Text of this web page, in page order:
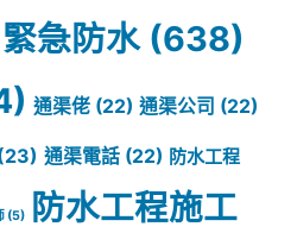
緊急防水(638)
通渠佬 (22) 通渠公司 (22)
通渠電話 (22) 防水工程
(5)
防水工程施工